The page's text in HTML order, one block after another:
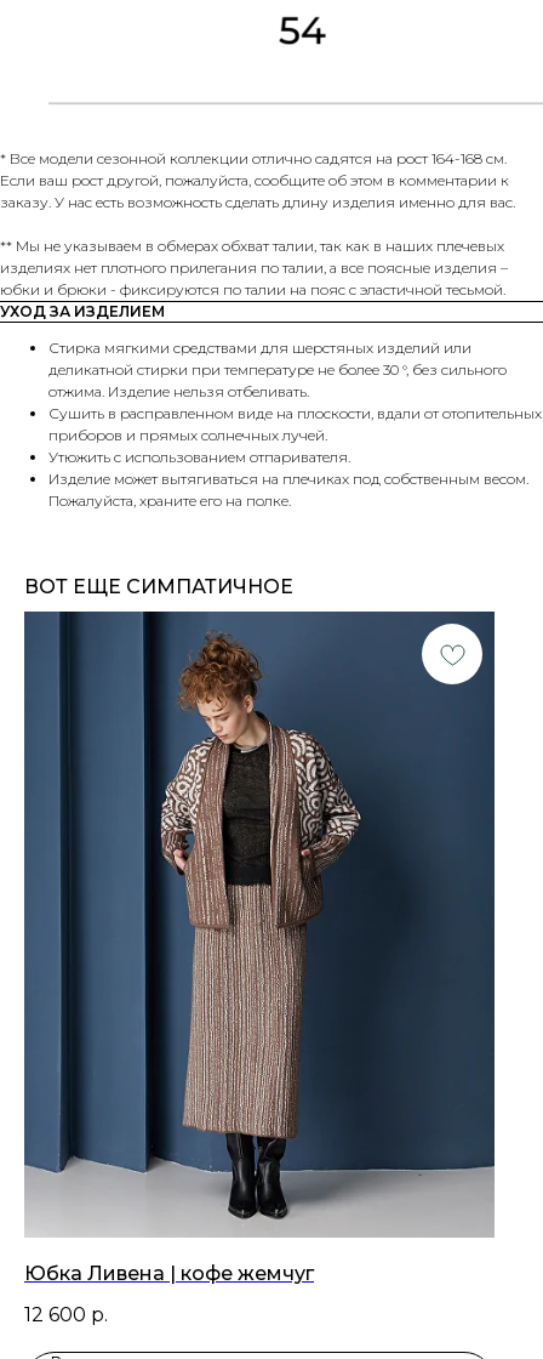
* Все модели сезонной коллекции отлично садятся на рост 164-168 см.
Если ваш рост другой, пожалуйста, сообщите об этом в комментарии к
заказу. У нас есть возможность сделать длину изделия именно для вас.
** Мы не указываем в обмерах обхват талии, так как в наших плечевых
изделиях нет плотного прилегания по талии, а все поясные изделия –
юбки и брюки - фиксируются по талии на пояс с эластичной тесьмой.
УХОД ЗА ИЗДЕЛИЕМ
Стирка мягкими средствами для шерстяных изделий или
деликатной стирки при температуре не более 30 °, без сильного
отжима. Изделие нельзя отбеливать.
Сушить в расправленном виде на плоскости, вдали от отопительных
приборов и прямых солнечных лучей.
Утюжить с использованием отпаривателя.
Изделие может вытягиваться на плечиках под собственным весом.
Пожалуйста, храните его на полке.
ВОТ ЕЩЕ СИМПАТИЧНОЕ
Юбка Ливена | кофе жемчуг
12 600 р.